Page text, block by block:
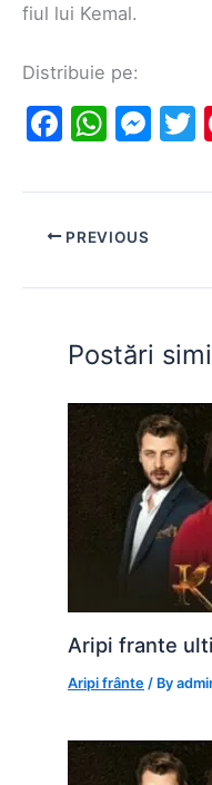
fiul lui Kemal.
Distribuie pe:
F
c
e
o
o
k
W
at
s
p
p
M
s
n
g
er
PREVIOUS
Postări
Aripi frante
Aripi frânte / By